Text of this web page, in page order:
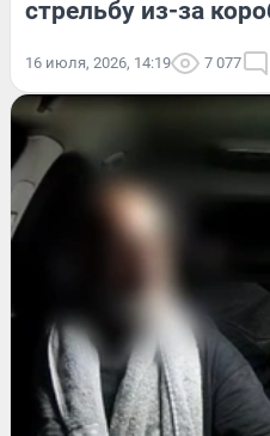
стрельбу из-за
16 июля, 2026, 14:19 7 077